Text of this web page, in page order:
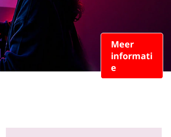
Meer
informati
e